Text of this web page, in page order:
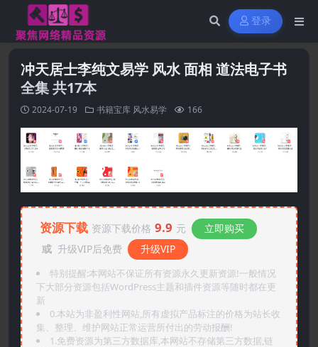
登录
冲天居士李纯文易学 风水 面相 道法电子书
全集 共17本
2024-07-19 书籍宝库 风水易学 166
资源下载 资源下载价格 9.9 元
立即购买
或 升级VIP后免费 升级VIP
特别提醒:本网站不保证所有资源永久更新资源!一般情况
下大部分资源包括WordPress主题和插件资源等随时都在更
新
0.本站为非盈利性网站,所有虚拟产品标注的价格为站长收
集、整理、维护网站正常运营所付出的劳动报酬!
1.免费资源为第三方数据库,本网站不存储第三方数据,链